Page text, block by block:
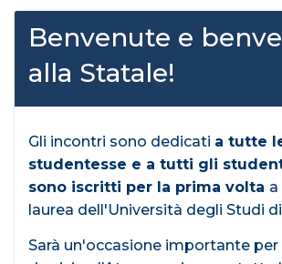
Benvenute e
alla Statale!
Gli incontri sono dedicati a tutte
studentesse e a tutti gli
sono iscritti per la prima volta a
laurea dell'Università degli Studi
Sarà un'occasione importante